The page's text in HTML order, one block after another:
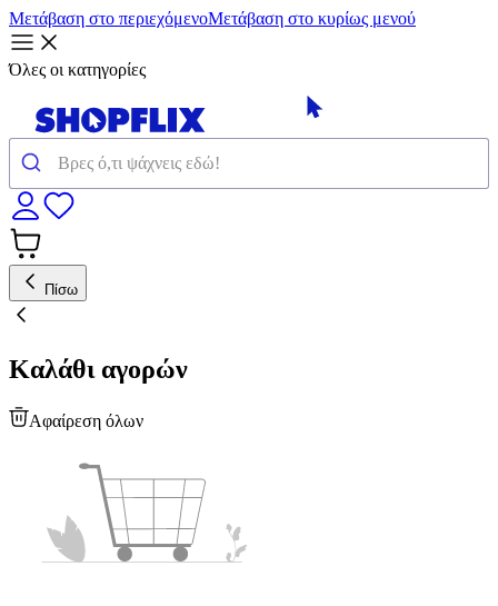
Μετάβαση στο περιεχόμενοΜετάβαση στο κυρίως μενού
Όλες οι κατηγορίες
Πίσω
Καλάθι αγορών
Αφαίρεση όλων